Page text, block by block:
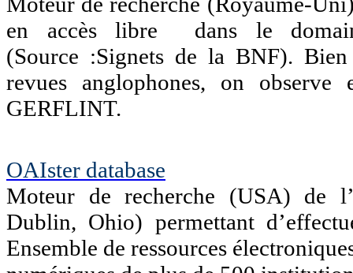
en accès libre dans le
(Source :Signets de la BNF).
revues anglophones, on
GERFLINT.
OAIster database
Moteur de recherche (USA) de
Dublin, Ohio) permettant
Ensemble de ressources